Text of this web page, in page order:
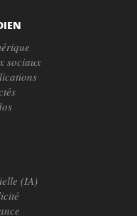
sociaux
(IA)